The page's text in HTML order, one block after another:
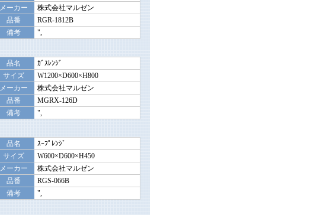
メーカー
株式会社マルゼン
品番
RGR-1812B
備考
",
品名
ｶﾞｽﾚﾝｼﾞ
サイズ
W1200×D600×H800
メーカー
株式会社マルゼン
品番
MGRX-126D
備考
",
品名
ｽｰﾌﾟﾚﾝｼﾞ
サイズ
W600×D600×H450
メーカー
株式会社マルゼン
品番
RGS-066B
備考
",